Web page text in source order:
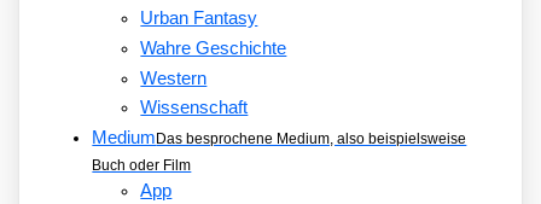
Urban Fantasy
Wahre Geschichte
Western
Wissenschaft
Medium Das besprochene Medium, also beispielsweise
Buch oder Film
App